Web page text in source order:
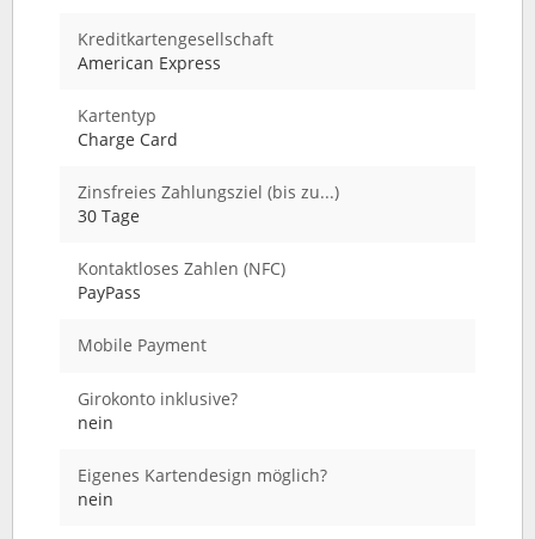
Kreditkartengesellschaft
American Express
Kartentyp
Charge Card
Zinsfreies Zahlungsziel (bis zu...)
30 Tage
Kontaktloses Zahlen (NFC)
PayPass
Mobile Payment
Girokonto inklusive?
nein
Eigenes Kartendesign möglich?
nein